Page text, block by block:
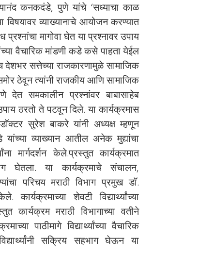
कनकदंडे, पुणे यांचे ‘सध्याचा काळ
व्याख्यानाचे आयोजन करण्यात
मागोवा घेत या प्रश्नावर उपाय
वैचारिक मांडणी कडे कसे पाहता येईल
देशभर सत्तेच्या राजकारणामुळे सामाजिक
ठेवून त्यांनी राजकीय आणि सामाजिक
देत समकालीन प्रश्नांवर बाबासाहेब
ठरतो ते पटवून दिले. या कार्यक्रमास
डॉक्टर सुरेश बाकरे यांनी अध्यक्ष म्हणून
यांच्या व्याख्यान आतील अनेक मुद्यांचा
मार्गदर्शन केले.प्रस्तुत कार्यक्रमात
घेतला. या कार्यक्रमाचे संचालन,
परिचय मराठी विभाग प्रमुख डॉ.
शेवटी विद्यार्थ्यांच्या
कार्यक्रम मराठी विभागाच्या वतीने
पाठीमागे विद्यार्थ्यांच्या वैचारिक
सक्रिय सहभाग घेऊन या